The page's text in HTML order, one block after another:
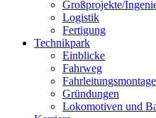
Großprojekte/
Logistik
Fertigung
Technikpark
Einblicke
Fahrweg
Fahrleitungsmontage
Gründungen
Lokomotiven und